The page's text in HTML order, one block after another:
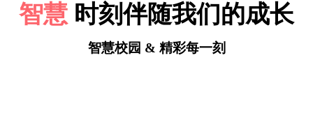
智慧 时刻伴随我们的成长
智慧校园 & 精彩每一刻